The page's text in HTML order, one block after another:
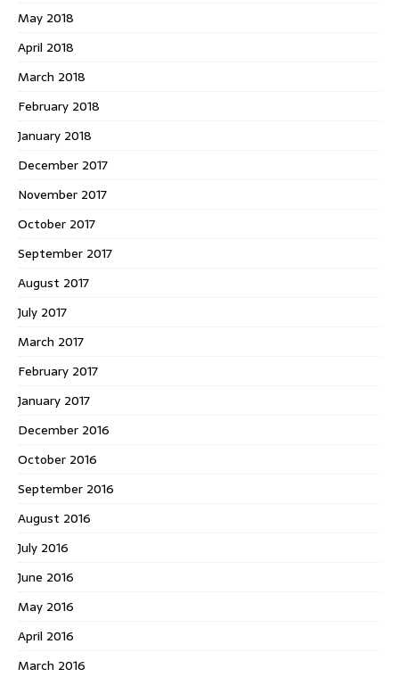
May 2018
April 2018
March 2018
February 2018
January 2018
December 2017
November 2017
October 2017
September 2017
August 2017
July 2017
March 2017
February 2017
January 2017
December 2016
October 2016
September 2016
August 2016
July 2016
June 2016
May 2016
April 2016
March 2016